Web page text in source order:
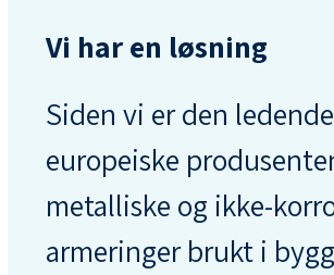
Vi har en løsning
Siden vi er den ledende
europeiske
metalliske og ikke-
armeringer brukt i